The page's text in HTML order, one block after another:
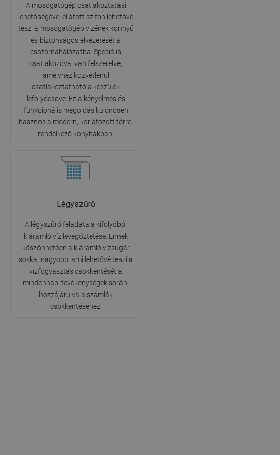
A mosogatógép csatlakoztatási
lehetőségével ellátott szifon lehetővé
teszi a mosogatógép vizének könnyű
és biztonságos elvezetését a
csatornahálózatba. Speciális
csatlakozóval van felszerelve,
amelyhez közvetlenül
csatlakoztatható a készülék
lefolyócsöve. Ez a kényelmes és
funkcionális megoldás különösen
hasznos a modern, korlátozott térrel
rendelkező konyhákban.
Légyszűrő
A légyszűrő feladata a kifolyóból
kiáramló víz levegőztetése. Ennek
köszönhetően a kiáramló vízsugár
sokkal nagyobb, ami lehetővé teszi a
vízfogyasztás csökkentését a
mindennapi tevékenységek során,
hozzájárulva a számlák
csökkentéséhez.
DANISH
SWEDISH
FINNISH
PORTUGUESE
CROATIAN
GREEK
SLOVENIAN